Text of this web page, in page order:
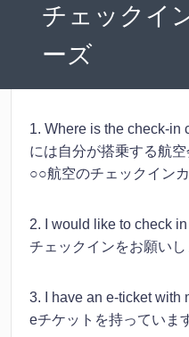
チェックイ
ーズ
1. Where is the check-in
には自分が搭乗する航空
○○航空のチェックイン
2. I would like to check
チェックインをお願いし
3. I have an e-ticket with
eチケットを持っていま